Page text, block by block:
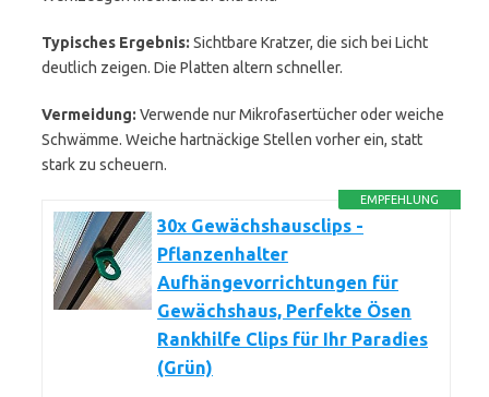
Typisches Ergebnis: Sichtbare Kratzer, die sich bei Licht
deutlich zeigen. Die Platten altern schneller.
Vermeidung: Verwende nur Mikrofasertücher oder weiche
Schwämme. Weiche hartnäckige Stellen vorher ein, statt
stark zu scheuern.
EMPFEHLUNG
30x Gewächshausclips -
Pflanzenhalter
Aufhängevorrichtungen für
Gewächshaus, Perfekte Ösen
Rankhilfe Clips für Ihr Paradies
(Grün)